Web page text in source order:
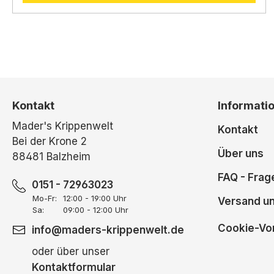
Kontakt
Mader's Krippenwelt
Bei der Krone 2
88481 Balzheim
0151 - 72963023
Mo-Fr:
12:00 - 19:00 Uhr
Sa:
09:00 - 12:00 Uhr
info@maders-krippenwelt.de
oder über unser
Kontaktformular
Kontakt
Über uns
FAQ -
Versand
Cookie-